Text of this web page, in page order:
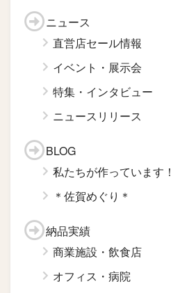
ニュース
直営店セール情報
イベント・展示会
特集・インタビュー
ニュースリリース
BLOG
私たちが作っています！
＊佐賀めぐり＊
納品実績
商業施設・飲食店
オフィス・病院